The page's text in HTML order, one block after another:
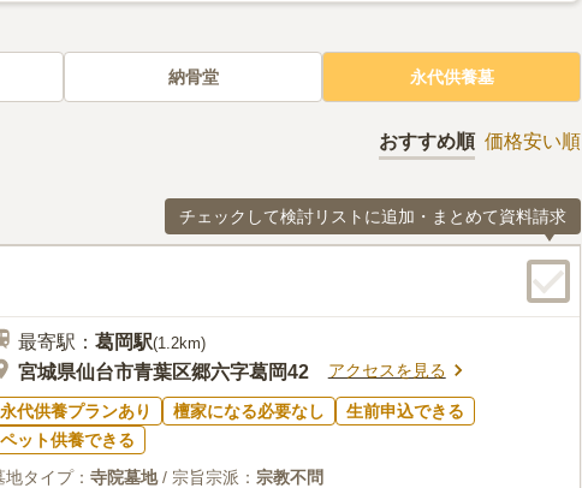
納骨堂 永代供養墓
おすすめ順 価格安い順
チェックして検討リストに追加・まとめて資料請求
最寄駅： 葛岡駅(1.2km)
宮城県仙台市青葉区郷六字葛岡42 アクセスを見る
永代供養プランあり 檀家になる必要なし
生前申込できる
ペット供養できる
地タイプ： 寺院墓地/ 宗旨宗派： 宗教不問